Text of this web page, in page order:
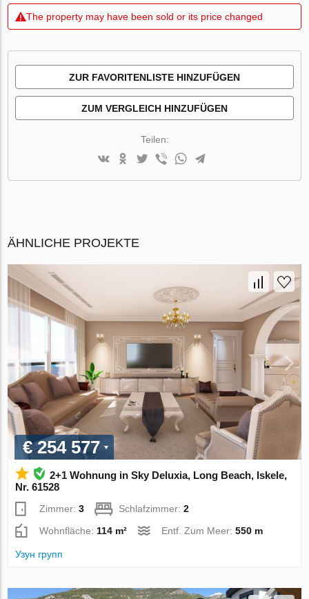
The property may have been sold or its price changed
ZUR FAVORITENLISTE HINZUFÜGEN
ZUM VERGLEICH HINZUFÜGEN
Teilen:
ÄHNLICHE PROJEKTE
€ 254 577
2+1 Wohnung in Sky Deluxia, Long Beach, Iskele,
Nr. 61528
Zimmer:3 Schlafzimmer:2
Wohnfläche:114 m² Entf. Zum Meer:550 m
Узун групп